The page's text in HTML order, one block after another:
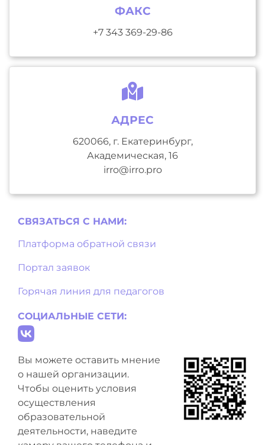
ФАКС
+7 343 369-29-86
АДРЕС
620066, г. Екатеринбург,
Академическая, 16
irro@irro.pro
СВЯЗАТЬСЯ С НAМИ:
Платформа обратной связи
Портал заявок
Горячая линия для педагогов
СОЦИАЛЬНЫЕ СЕТИ:
Вы можете оставить мнение
о нашей организации.
Чтобы оценить условия
осуществления
образовательной
деятельности, наведите